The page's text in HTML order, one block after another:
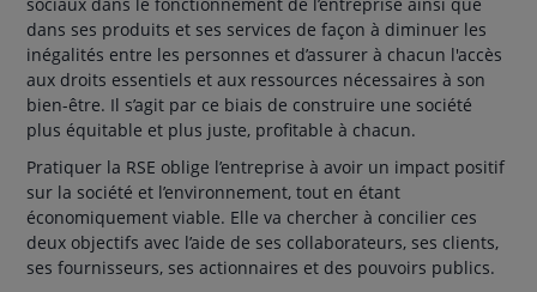
dans ses produits et ses services de façon à diminuer les
inégalités entre les personnes et d’assurer à chacun l'accès
aux droits essentiels et aux ressources nécessaires à son
bien-être. Il s’agit par ce biais de construire une société
plus équitable et plus juste, profitable à chacun.
Pratiquer la RSE oblige l’entreprise à avoir un impact positif
sur la société et l’environnement, tout en étant
économiquement viable. Elle va chercher à concilier ces
deux objectifs avec l’aide de ses collaborateurs, ses clients,
ses fournisseurs, ses actionnaires et des pouvoirs publics.